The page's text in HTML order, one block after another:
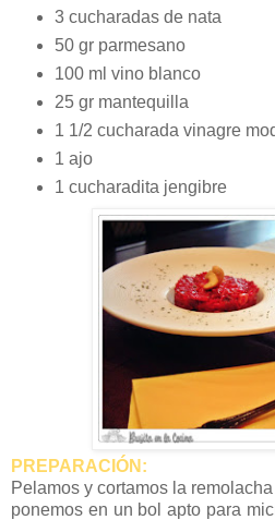
3 cucharadas de nata
50 gr parmesano
100 ml vino blanco
25 gr mantequilla
1 1/2 cucharada vinagre
1 ajo
1 cucharadita jengibre
PREPARACIÓN:
Pelamos y cortamos la
ponemos en un bol apto para